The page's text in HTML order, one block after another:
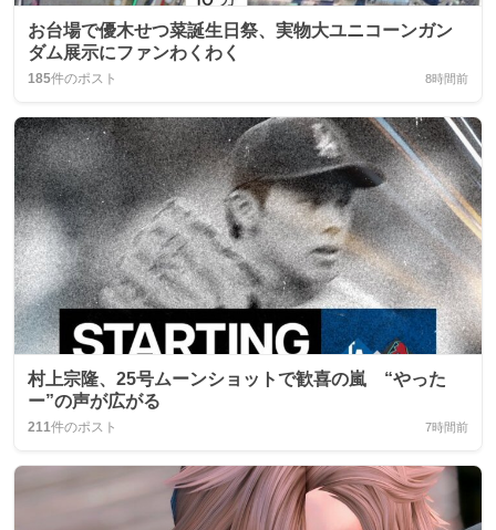
お台場で優木せつ菜誕生日祭、実物大ユニコーンガン
ダム展示にファンわくわく
185件のポスト 8時間前
村上宗隆、25号ムーンショットで歓喜の嵐 “やった
ー”の声が広がる
211件のポスト 7時間前